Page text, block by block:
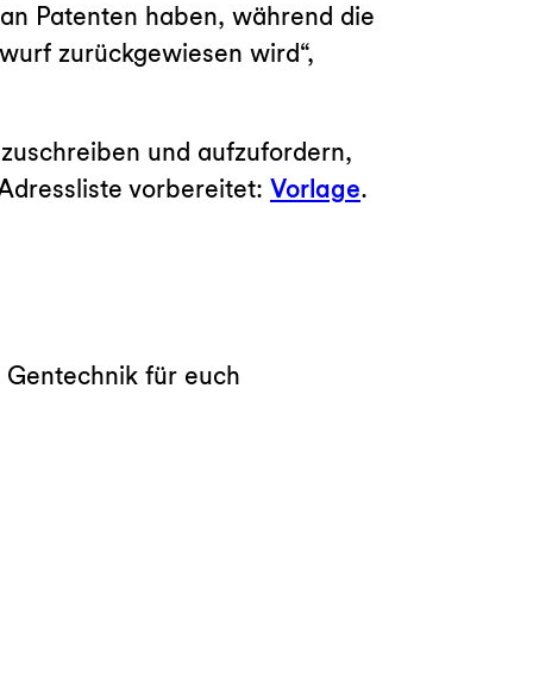
Patenten haben, während die
zurückgewiesen wird“,
und aufzufordern,
vorbereitet: Vorlage.
für euch